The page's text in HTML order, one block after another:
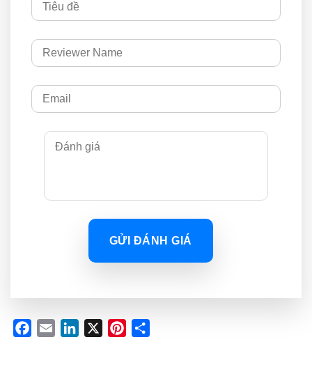
GỬI ĐÁNH GIÁ
Facebook
Email LinkedIn Pinterest